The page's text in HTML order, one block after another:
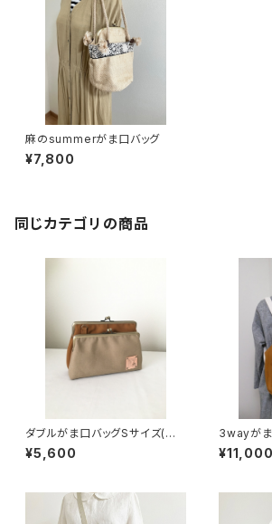
麻のsummerがま口バッグ
¥7,800
同じカテゴリの商品
ダブルがま口バッグSサイズ(ベ
ージュ×キャメル) 持ち手別売り
¥5,600
3wayがま
¥11,000